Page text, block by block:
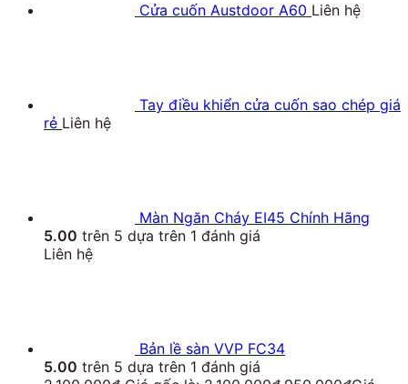
Cửa cuốn Austdoor A60 Liên hệ
Tay điều khiển cửa cuốn sao chép giá
rẻ Liên hệ
Màn Ngăn Cháy EI45 Chính Hãng
5.00 trên 5 dựa trên 1 đánh giá
Liên hệ
Bản lề sàn VVP FC34
5.00 trên 5 dựa trên 1 đánh giá